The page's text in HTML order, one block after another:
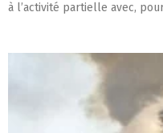
à l’activité partielle avec,